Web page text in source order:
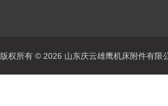
版权所有 © 2026 山东庆云雄鹰机床附件有